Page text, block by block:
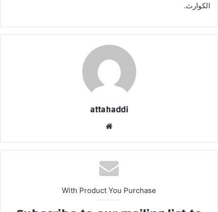
الكوارث.
attahaddi
With Product You Purchase